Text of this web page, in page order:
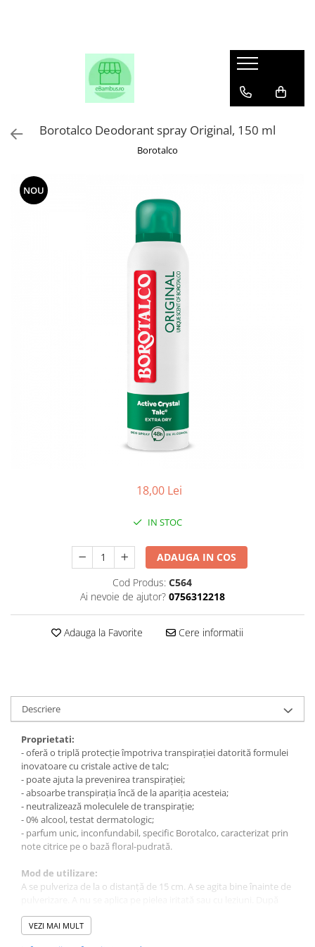
Borotalco Deodorant spray Original, 150 ml
Borotalco
NOU
18,00 Lei
IN STOC
ADAUGA IN COS
Cod Produs: C564
Ai nevoie de ajutor? 0756312218
Adauga la Favorite Cere informatii
Descriere
Proprietati:
- oferă o triplă protecție împotriva transpirației datorită formulei
inovatoare cu cristale active de talc;
- poate ajuta la prevenirea transpirației;
- absoarbe transpirația încă de la apariția acesteia;
- neutralizează moleculele de transpirație;
- 0% alcool, testat dermatologic;
- parfum unic, inconfundabil, specific Borotalco, caracterizat prin
note citrice pe o bază floral-pudrată.
Mod de utilizare:
A se pulveriza de la o distanță de 15 cm. A se agita bine înainte de
aplicare, lăsați să se usuce pe piele și nu folosiți produsul în exces.
Ingrediente:
VEZI MAI MULT